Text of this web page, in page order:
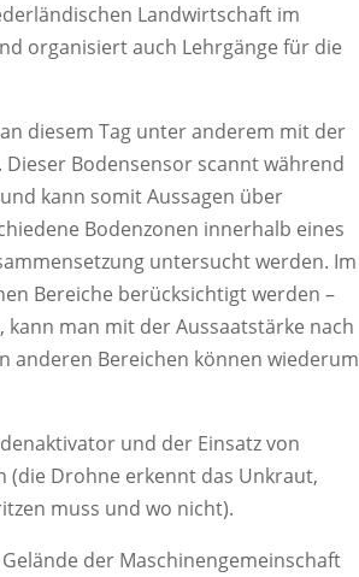
Landwirtschaft im
organisiert auch Lehrgänge für die
diesem Tag unter anderem mit der
Bodensensor scannt während
kann somit Aussagen über
Bodenzonen innerhalb eines
untersucht werden. Im
Bereiche berücksichtigt werden –
man mit der Aussaatstärke nach
anderen Bereichen können wiederum
und der Einsatz von
(die Drohne erkennt das Unkraut,
muss und wo nicht).
der Maschinengemeinschaft